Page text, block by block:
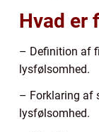
Hvad er
– Definition af
lysfølsomhed.
– Forklaring af
lysfølsomhed.